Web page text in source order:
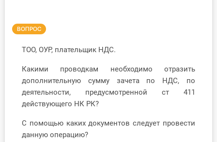
Участник ВЭД
Практика ИП
Кадры. Труд. Зарплата.
Учет по отраслям
ВОПРОС
ТОО, ОУР, плательщик НДС.
Какими проводкам необходимо отразить
дополнительную сумму зачета по НДС, по
деятельности, предусмотренной ст 411
действующего НК РК?
С помощью каких документов следует провести
данную операцию?